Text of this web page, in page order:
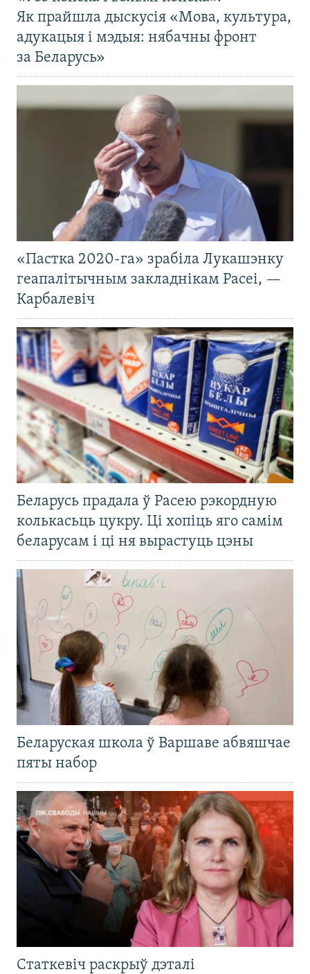
Як прайшла дыскусія «Мова, культура,
адукацыя і мэдыя: нябачны фронт
за Беларусь»
«Пастка 2020-га» зрабіла Лукашэнку
геапалітычным закладнікам Расеі, —
Карбалевіч
Беларусь прадала ў Расею рэкордную
колькасьць цукру. Ці хопіць яго самім
беларусам і ці ня вырастуць цэны
Беларуская школа ў Варшаве абвяшчае
пяты набор
Статкевіч раскрыў дэталі